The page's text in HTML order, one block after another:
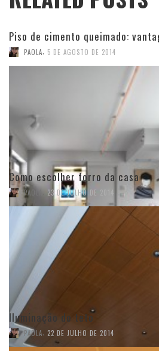
Piso de cimento queimado:
PAOLA, 5 DE AGOSTO DE 2014
Como escolher forro da casa
PAOLA 23 DE JULHO DE 2014
Iluminação do teto
PAOLA 22 DE JULHO DE 2014